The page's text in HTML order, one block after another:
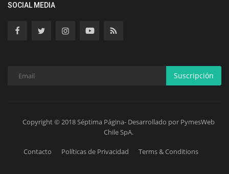
SOCIAL MEDIA
Suscripción
Copyright © 2018 Séptima Página- Desarrollado por PymesWeb
Chile SpA.
Contacto Políticas de Privacidad Terms & Conditions